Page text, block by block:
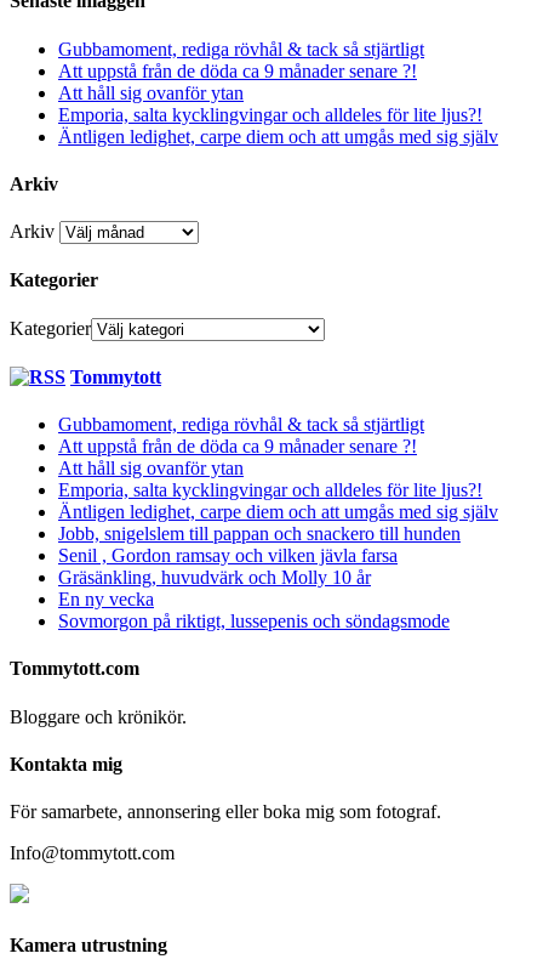
Gubbamoment, rediga rövhål & tack så stjärtligt
Att uppstå från de döda ca 9 månader senare ?!
Att håll sig ovanför ytan
Emporia, salta kycklingvingar och alldeles för lite ljus?!
Äntligen ledighet, carpe diem och att umgås med sig själv
Arkiv
Arkiv
Kategorier
Kategorier
Tommytott
Gubbamoment, rediga rövhål & tack så stjärtligt
Att uppstå från de döda ca 9 månader senare ?!
Att håll sig ovanför ytan
Emporia, salta kycklingvingar och alldeles för lite ljus?!
Äntligen ledighet, carpe diem och att umgås med sig själv
Jobb, snigelslem till pappan och snackero till hunden
Senil , Gordon ramsay och vilken jävla farsa
Gräsänkling, huvudvärk och Molly 10 år
En ny vecka
Sovmorgon på riktigt, lussepenis och söndagsmode
Tommytott.com
Bloggare och krönikör.
Kontakta mig
För samarbete, annonsering eller boka mig som fotograf.
Info@tommytott.com
Kamera utrustning